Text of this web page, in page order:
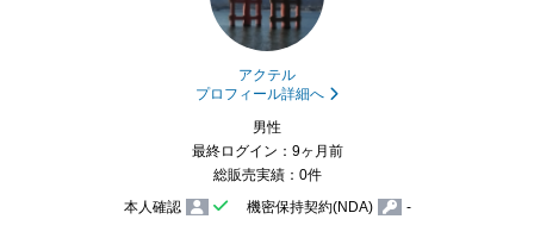
アクテル
プロフィール詳細へ
男性
最終ログイン：9ヶ月前
総販売実績：0件
本人確認
機密保持契約(NDA) -